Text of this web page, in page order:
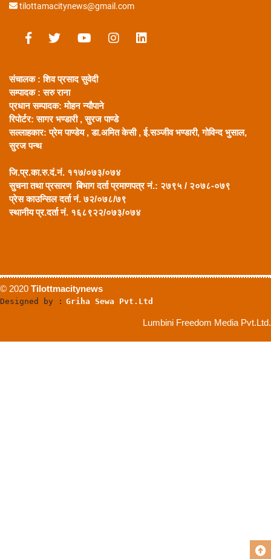
tilottamacitynews@gmail.com
संचालक : शिव प्रसाद सुवेदी
सम्पादक : सरु राना
प्रधान सम्पादक:मोहन न्यौपाने
रिपोर्टर: सागर भण्डारी , सुरज पाण्डे
सल्लाहकार:प्रेम पाण्डेय , डा.अमित केसी , ई.सञ्जीव भण्डारी, गोविन्द भुसाल,
सुरज पन्थ
जि.प्र.का.रु.दं.नं. ११७/०७३/०७४
सुचना तथा प्रसारण बिभाग दर्ता प्रमाणपत्र नं.: २७९५ / २०७८-०७९
प्रेस काउन्सिल दर्ता नं. ७२/०७८/७९
स्थानीय प्र.दर्ता नं. १६८९२२/०७३/०७४
© 2020 Tilottmacitynews
Designed by : Griha Sewa Pvt.Ltd
Lumbini Freedom Media Pvt.Ltd.